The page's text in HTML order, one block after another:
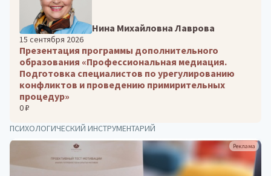
Нина Михайловна Лаврова
15 сентября 2026
Презентация программы дополнительного
образования «Профессиональная медиация.
Подготовка специалистов по урегулированию
конфликтов и проведению примирительных
процедур»
0 ₽
ПСИХОЛОГИЧЕСКИЙ ИНСТРУМЕНТАРИЙ
Реклама